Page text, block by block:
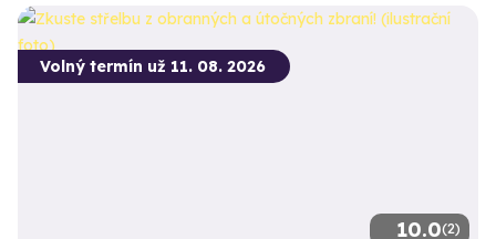
10.0(2)
Volný termín už 11. 08. 2026